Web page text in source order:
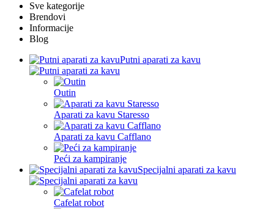
Sve kategorije
Brendovi
Informacije
Blog
Putni aparati za kavu
Outin
Aparati za kavu Staresso
Aparati za kavu Cafflano
Peći za kampiranje
Specijalni aparati za kavu
Cafelat robot